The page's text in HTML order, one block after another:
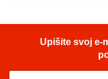
Upišite svoj e-